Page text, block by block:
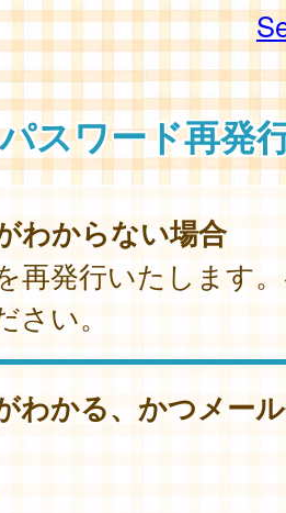
パスワード再発
わからない場合
再発行いたします
さい。
わかる、かつメー